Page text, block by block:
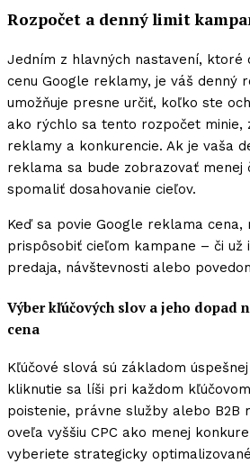
Rozpočet a denný limit
Jedním z hlavných nastavení, ktoré
cenu Google reklamy, je váš denný
umožňuje presne určiť, koľko ste
ako rýchlo sa tento rozpočet minie,
reklamy a konkurencie. Ak je vaša
reklama sa bude zobrazovať menej
spomaliť dosahovanie cieľov.
Keď sa povie Google reklama
prispôsobiť cieľom kampane – či už
predaja, návštevnosti alebo
Výber kľúčových slov a jeho dopad
cena
Kľúčové slová sú základom
kliknutie sa líši pri každom
poistenie, právne služby alebo B2B
oveľa vyššiu CPC ako menej
vyberiete strategicky